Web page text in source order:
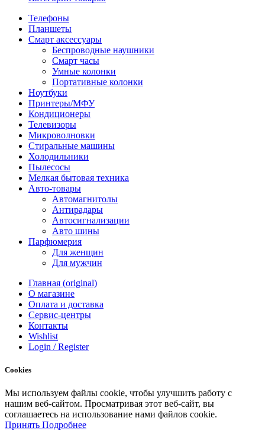
Телефоны
Планшеты
Смарт аксессуары
Беспроводные наушники
Смарт часы
Умные колонки
Портативные колонки
Ноутбуки
Принтеры/МФУ
Кондиционеры
Телевизоры
Микроволновки
Стиральные машины
Холодильники
Пылесосы
Мелкая бытовая техника
Авто-товары
Автомагнитолы
Антирадары
Автосигнализации
Авто шины
Парфюмерия
Для женщин
Для мужчин
Главная (original)
О магазине
Оплата и доставка
Сервис-центры
Контакты
Wishlist
Login / Register
Cookies
Мы используем файлы cookie, чтобы улучшить работу с
нашим веб-сайтом. Просматривая этот веб-сайт, вы
соглашаетесь на использование нами файлов cookie.
Принять Подробнее